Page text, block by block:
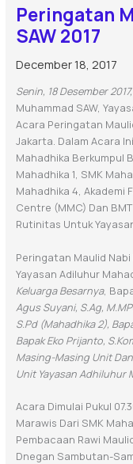
Peringatan
SAW 2017
December 18, 2017
Senin, 18 Desember 2017,
Muhammad SAW,
Acara Peringatan
Jakarta. Dalam Acara
Mahadhika Berkumpul
Mahadhika 1, SMK
Mahadhika 4, Akademi
Centre (MMC) Dan
Rutinitas Untuk
Peringatan Maulid Nabi
Yayasan Adiluhur
Keluarga Besarnya,
Agus Suyani, S.Ag,
S.Pd (Mahadhika 2),
Bapak Eko Prijanto,
Masing-Masing Unit
Unit Yayasan Adhiluhur
Acara Dimulai Pukul
Marawis Dari SMK
Pembacaan Rawi
Dnegan Sambutan-